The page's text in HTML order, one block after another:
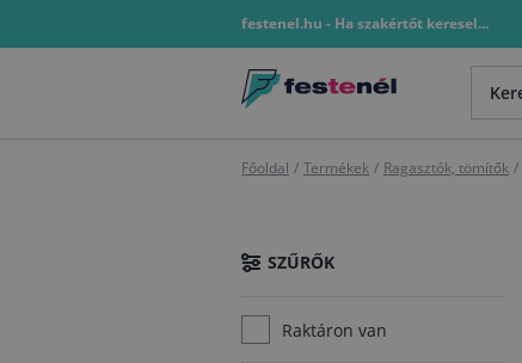
festenel.hu - Ha szakértőt keresel...
Főoldal / Termékek / Ragasztók, tömítők /
SZŰRŐK
Raktáron van